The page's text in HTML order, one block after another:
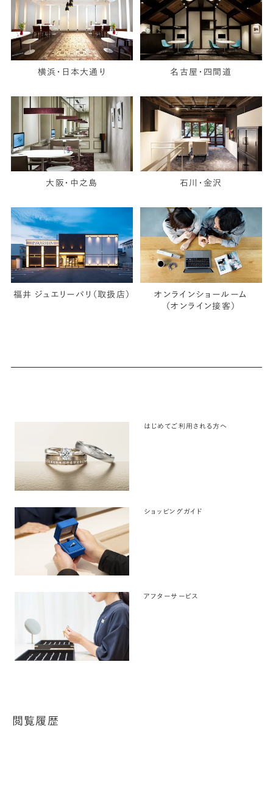
横浜・日本大通り 名古屋・四間道
大阪・中之島 石川・金沢
福井 ジュエリーパリ（取扱店）
オンラインショールーム
（オンライン接客）
はじめてご利用される方へ
ショッピングガイド
アフターサービス
閲覧履歴